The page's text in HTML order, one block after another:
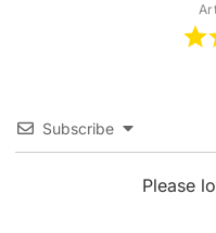
Subscribe
Please